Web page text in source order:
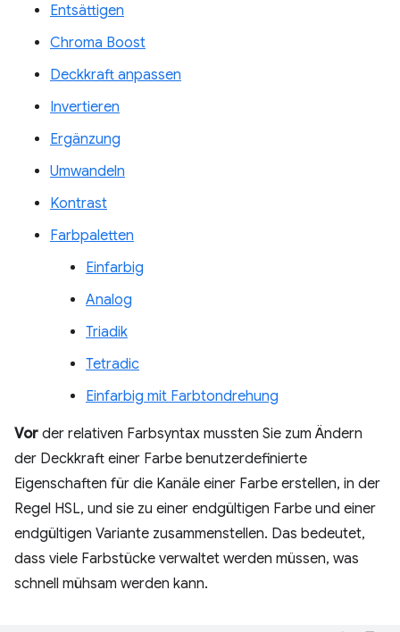
Entsättigen
Chroma Boost
Deckkraft anpassen
Invertieren
Ergänzung
Umwandeln
Kontrast
Farbpaletten
Einfarbig
Analog
Triadik
Tetradic
Einfarbig mit Farbtondrehung
Vor der relativen Farbsyntax mussten Sie zum Ändern
der Deckkraft einer Farbe benutzerdefinierte
Eigenschaften für die Kanäle einer Farbe erstellen, in der
Regel HSL, und sie zu einer endgültigen Farbe und einer
endgültigen Variante zusammenstellen. Das bedeutet,
dass viele Farbstücke verwaltet werden müssen, was
schnell mühsam werden kann.